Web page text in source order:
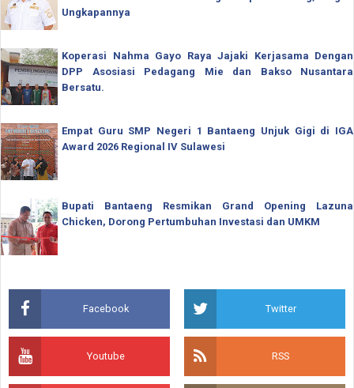
Ungkapannya
Koperasi Nahma Gayo Raya Jajaki Kerjasama Dengan
DPP Asosiasi Pedagang Mie dan Bakso Nusantara
Bersatu.
Empat Guru SMP Negeri 1 Bantaeng Unjuk Gigi di IGA
Award 2026 Regional IV Sulawesi
Bupati Bantaeng Resmikan Grand Opening Lazuna
Chicken, Dorong Pertumbuhan Investasi dan UMKM
Facebook Twitter
Youtube RSS